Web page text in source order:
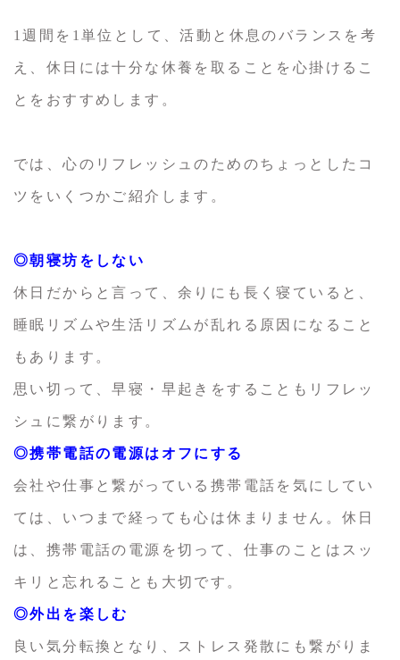
1週間を1単位として、活動と休息のバランスを考
え、休日には十分な休養を取ることを心掛けるこ
とをおすすめします。
では、心のリフレッシュのためのちょっとしたコ
ツをいくつかご紹介します。
◎朝寝坊をしない
休日だからと言って、余りにも長く寝ていると、
睡眠リズムや生活リズムが乱れる原因になること
もあります。
思い切って、早寝・早起きをすることもリフレッ
シュに繋がります。
◎携帯電話の電源はオフにする
会社や仕事と繋がっている携帯電話を気にしてい
ては、いつまで経っても心は休まりません。休日
は、携帯電話の電源を切って、仕事のことはスッ
キリと忘れることも大切です。
◎外出を楽しむ
良い気分転換となり、ストレス発散にも繋がりま